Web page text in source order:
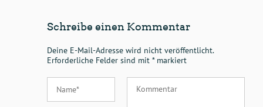
Schreibe einen Kommentar
Deine E-Mail-Adresse wird nicht veröffentlicht.
Erforderliche Felder sind mit *markiert